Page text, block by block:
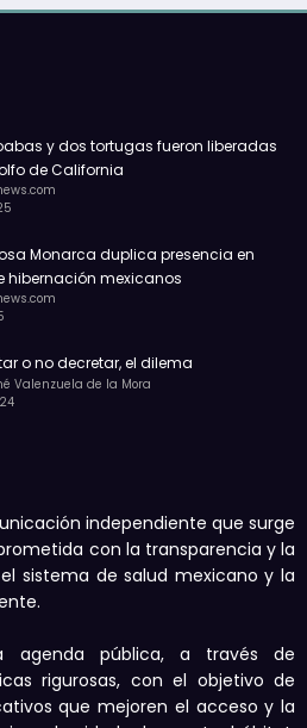
y dos tortugas fueron liberadas
de California
Monarca duplica presencia en
hibernación mexicanos
o no decretar, el dilema
Valenzuela de la Mora
independiente que surge
con la transparencia y la
sistema de salud mexicano y la
agenda pública, a través de
rigurosas, con el objetivo de
que mejoren el acceso y la